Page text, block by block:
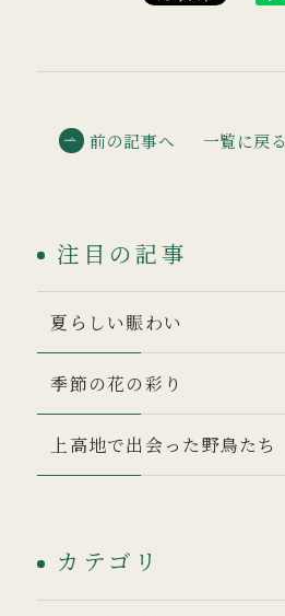
前の記事へ 一覧に戻る
注目の記事
夏らしい賑わい
季節の花の彩り
上高地で出会った野鳥たち
カテゴリ